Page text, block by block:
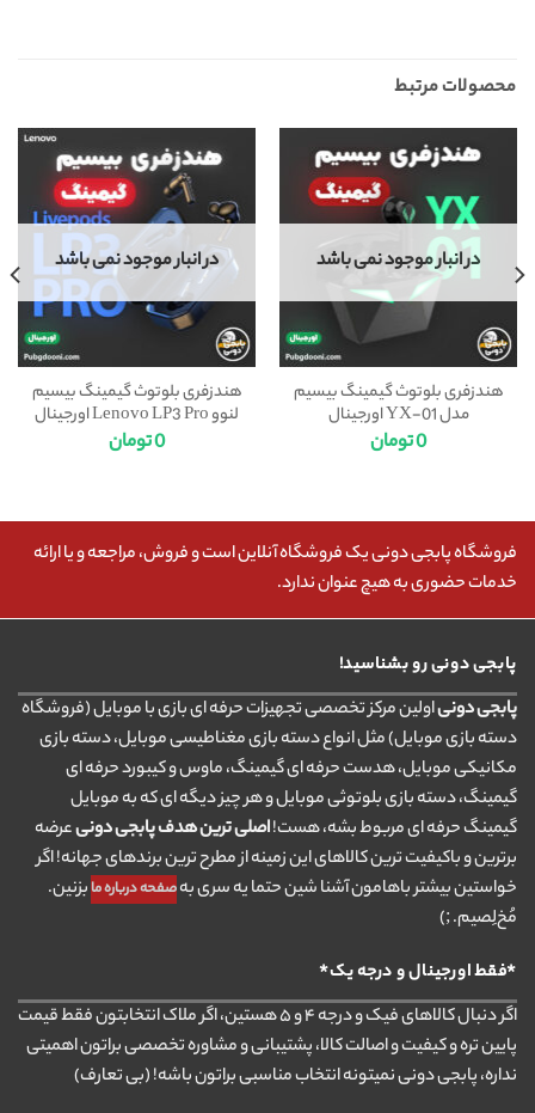
محصولات مرتبط
در انبار موجود نمی باشد
هندزفری بلوتوث گیمینگ بیسیم
مدل YX-01 اورجینال
0تومان
در انبار موجود نمی باشد
هندزفری بلوتوث گیمینگ بیسیم
لنوو Lenovo LP3 Pro اورجینال
0تومان
فروشگاه پابجی دونی یک فروشگاه آنلاین است و فروش، مراجعه و یا ارائه
خدمات حضوری به هیچ عنوان ندارد.
پابجی دونی رو بشناسید!
پابجی دونیاولین مرکز تخصصی تجهیزات حرفه ای بازی با موبایل (فروشگاه
دسته بازی موبایل) مثل انواع دسته بازی مغناطیسی موبایل، دسته بازی
مکانیکی موبایل، هدست حرفه ای گیمینگ، ماوس و کیبورد حرفه ای
گیمینگ، دسته بازی بلوتوثی موبایل و هر چیز دیگه ای که به موبایل
گیمینگ حرفه ای مربوط بشه، هست!اصلی ترین هدف پابجی دونیعرضه
برترین و باکیفیت ترین کالاهای این زمینه از مطرح ترین برندهای جهانه! اگر
خواستین بیشتر باهامون آشنا شین حتما یه سری بهصفحه درباره ما بزنین.
مُخ‌لِصیم. ;)
*فقط اورجینال و درجه یک*
اگر دنبال کالاهای فیک و درجه ۴ و ۵ هستین، اگر ملاک انتخابتون فقط قیمت
پایین تره و کیفیت و اصالت کالا، پشتیبانی و مشاوره تخصصی براتون اهمیتی
نداره، پابجی دونی نمیتونه انتخاب مناسبی براتون باشه! (بی تعارف)